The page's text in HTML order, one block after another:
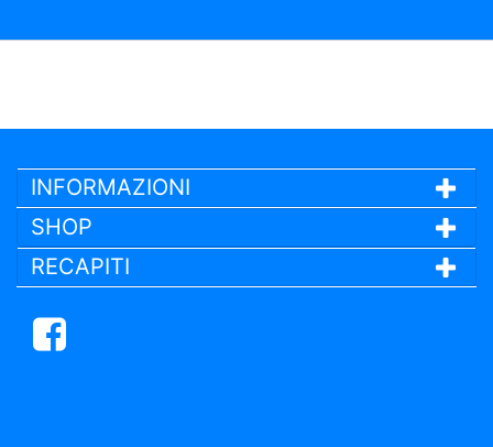
INFORMAZIONI
SHOP
RECAPITI
Facebook